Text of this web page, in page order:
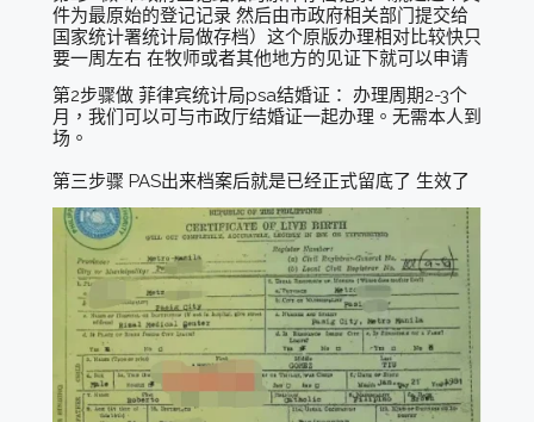
件为最原始的登记记录 然后由市政府相关部门提交给
国家统计署统计局做存档）这个原版办理相对比较快只
要一周左右 在牧师或者其他地方的见证下就可以申请
第2步骤做 菲律宾统计局psa结婚证： 办理周期2-3个
月，我们可以可与市政厅结婚证一起办理。无需本人到
场。
第三步骤 PAS出来档案后就是已经正式留底了 生效了